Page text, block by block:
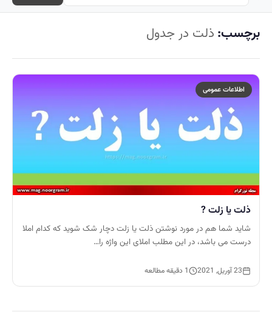
برچسب: ذلت در جدول
اطلاعات عمومی
ذلت یا زلت ?
شاید شما هم در مورد نوشتن ذلت یا زلت دچار شک شوید که کدام املا
درست می باشد، در این مطلب املای این واژه را…
23 آوریل, 2021 1 دقیقه مطالعه